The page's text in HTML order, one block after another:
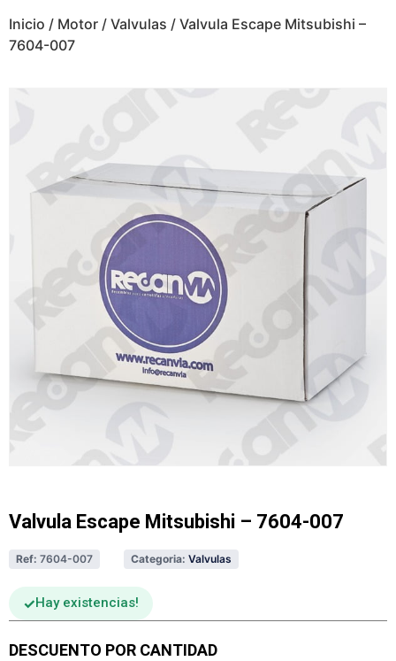
Inicio / Motor / Valvulas / Valvula Escape Mitsubishi –
7604-007
Valvula Escape Mitsubishi – 7604-007
Ref: 7604-007 Categoria: Valvulas
Hay existencias
DESCUENTO POR CANTIDAD